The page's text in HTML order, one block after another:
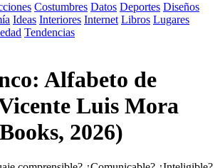
Costumbres Datos Deportes Diseños
Ideas Interiores Internet Libros Lugares
Tendencias
Alfabeto de
Luis Mora
2026)